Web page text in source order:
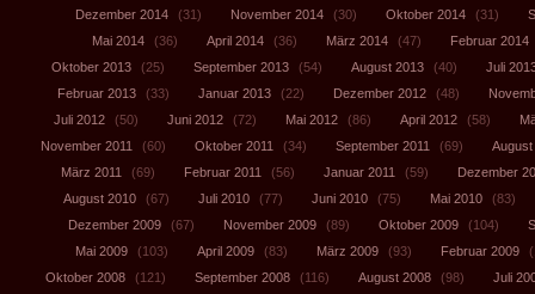
Dezember 2014
(31) November 2014 (30) Oktober 2014 (31)
Mai 2014
(36) April 2014 (36) März 2014 (47) Februar 2014
Oktober 2013
(25) September 2013 (54) August 2013 (40)
Juli
Februar 2013
(33) Januar 2013 (22) Dezember 2012 (48)
Juli 2012
(50) Juni 2012 (72) Mai 2012 (86) April 2012 (58)
November 2011
(60) Oktober 2011 (34) September 2011 (69)
August
März 2011
(69) Februar 2011 (56) Januar 2011 (59)
Dezember
August 2010
(67) Juli 2010 (77) Juni 2010 (75) Mai 2010
(83)
Dezember 2009
(67) November 2009 (89) Oktober 2009 (104)
Mai 2009
(103) April 2009 (83) März 2009 (93) Februar 2009
Oktober 2008
(121) September 2008 (116) August 2008 (98)
Juli